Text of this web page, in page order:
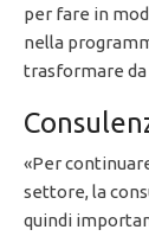
per fare in
nella
trasformare
«Per
settore, la
quindi